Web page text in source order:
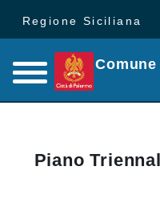
Regione Siciliana
Piano